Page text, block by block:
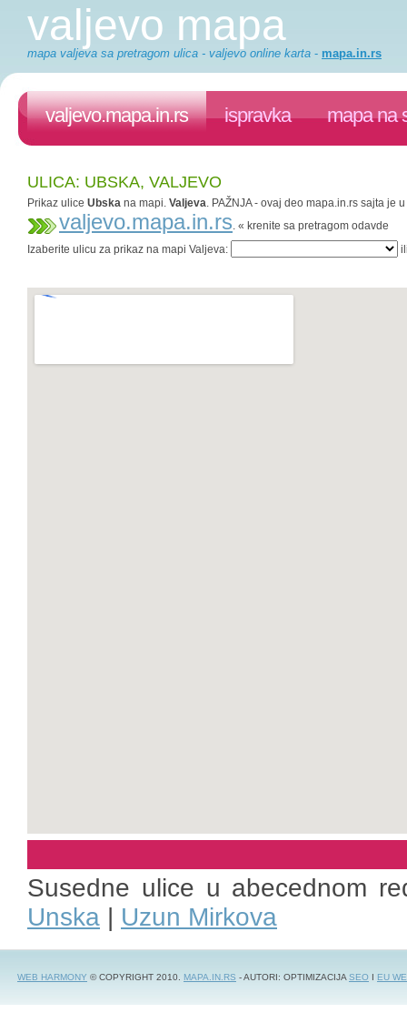
valjevo mapa
mapa valjeva sa pretragom ulica - valjevo online karta - mapa.in.rs
valjevo.mapa.in.rs ispravka mapa na
ULICA: UBSKA, VALJEVO
Prikaz ulice Ubska na mapi. Valjeva. PAŽNJA - ovaj deo mapa.in.rs sajta je
valjevo.mapa.in.rs. « krenite sa pretragom odavde
Izaberite ulicu za prikaz na mapi Valjeva:
Susedne ulice u abecednom
Unska | Uzun Mirkova
WEB HARMONY © COPYRIGHT 2010. MAPA.IN.RS - AUTORI: OPTIMIZACIJASEO I EU